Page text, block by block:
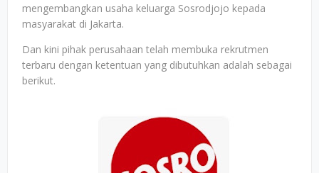
mengembangkan usaha keluarga Sosrodjojo kepada
masyarakat di Jakarta.
Dan kini pihak perusahaan telah membuka rekrutmen
terbaru dengan ketentuan yang dibutuhkan adalah sebagai
berikut.